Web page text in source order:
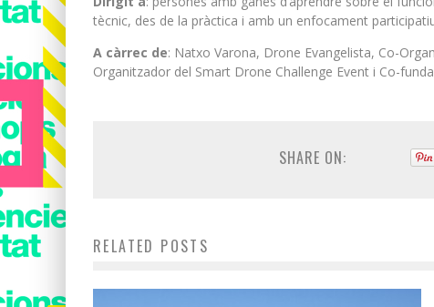
tècnic, des de la pràctica i amb un enfocament
A càrrec de: Natxo Varona, Drone Evangelista, Co-
Organitzador del Smart Drone Challenge Event i Co-
SHARE ON:
RELATED POSTS